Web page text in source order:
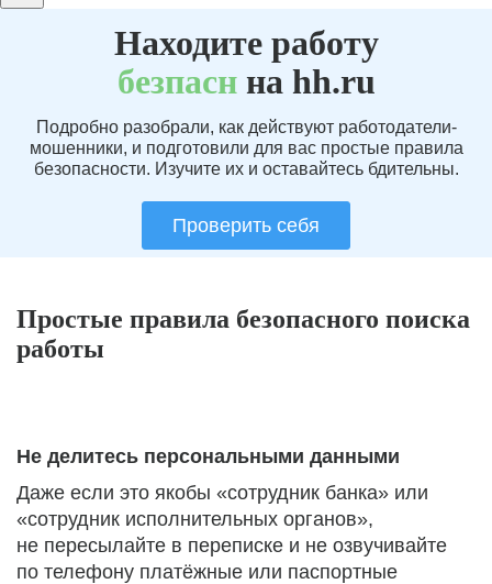
Находите работу
безпаснна hh.ru
Подробно разобрали, как действуют работодатели-
мошенники, и подготовили для вас простые правила
безопасности. Изучите их и оставайтесь бдительны.
Проверить себя
Простые правила безопасного поиска
работы
Не делитесь персональными данными
Даже если это якобы «сотрудник банка» или
«сотрудник исполнительных органов»,
не пересылайте в переписке и не озвучивайте
по телефону платёжные или паспортные